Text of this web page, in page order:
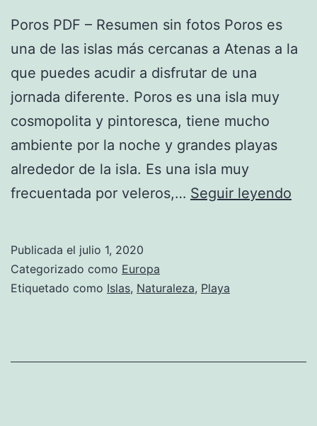
Poros PDF – Resumen sin fotos Poros es
una de las islas más cercanas a Atenas a la
que puedes acudir a disfrutar de una
jornada diferente. Poros es una isla muy
cosmopolita y pintoresca, tiene mucho
ambiente por la noche y grandes playas
alrededor de la isla. Es una isla muy
frecuentada por veleros,… Seguir leyendo
Publicada el julio 1, 2020
Categorizado como Europa
Etiquetado como Islas, Naturaleza, Playa